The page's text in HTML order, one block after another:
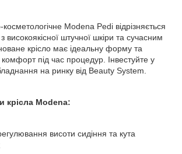
Modena Pedi відрізняється
штучної шкіри та сучасним
крісло має ідеальну форму та
комфорт під час процедур. Інвестуйте у
на ринку від Beauty System.
крісла Modena:
висоти сидіння та кута